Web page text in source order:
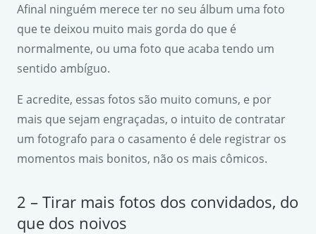
Afinal ninguém merece ter no seu álbum uma foto
que te deixou muito mais gorda do que é
normalmente, ou uma foto que acaba tendo um
sentido ambíguo.
E acredite, essas fotos são muito comuns, e por
mais que sejam engraçadas, o intuito de contratar
um fotografo para o casamento é dele registrar os
momentos mais bonitos, não os mais cômicos.
2 – Tirar mais fotos dos convidados, do
que dos noivos